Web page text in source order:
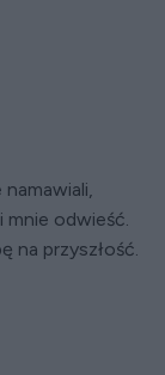
mnie odwieść.
na przyszłość.